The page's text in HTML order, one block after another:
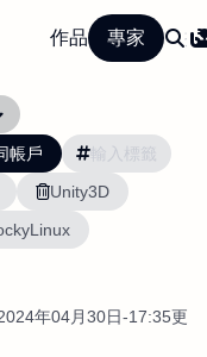
作品 專家
帳戶
Unity3D
年04月30日-17:35更